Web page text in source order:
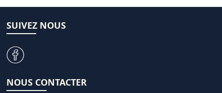
SUIVEZ NOUS
v
NOUS CONTACTER